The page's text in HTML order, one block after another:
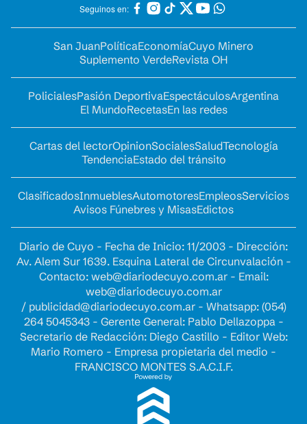
Seguinos en:
San JuanPolíticaEconomíaCuyo Minero
Suplemento VerdeRevista OH
PolicialesPasión DeportivaEspectáculosArgentina
El MundoRecetasEn las redes
Cartas del lectorOpinionSocialesSaludTecnología
TendenciaEstado del tránsito
ClasificadosInmueblesAutomotoresEmpleosServicios
Avisos Fúnebres y MisasEdictos
Diario de Cuyo - Fecha de Inicio: 11/2003 - Dirección:
Av. Alem Sur 1639. Esquina Lateral de Circunvalación -
Contacto: web@diariodecuyo.com.ar- Email:
web@diariodecuyo.com.ar
/ publicidad@diariodecuyo.com.ar- Whatsapp: (054)
264 5045343 - Gerente General: Pablo Dellazoppa -
Secretario de Redacción: Diego Castillo - Editor Web:
Mario Romero - Empresa propietaria del medio -
FRANCISCO MONTES S.A.C.I.F.